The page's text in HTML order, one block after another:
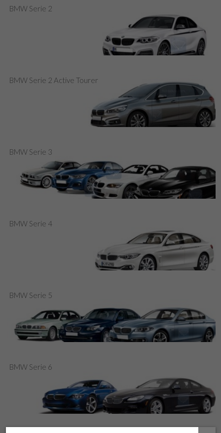
BMW Serie 2
BMW Serie 2 Active Tourer
BMW Serie 3
BMW Serie 4
BMW Serie 5
BMW Serie 6